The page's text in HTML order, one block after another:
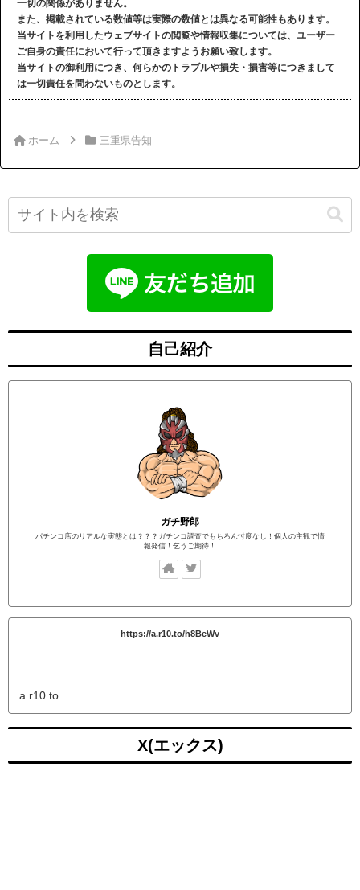
一切の関係がありません。
また、掲載されている数値等は実際の数値とは異なる可能性もあります。
当サイトを利用したウェブサイトの閲覧や情報収集については、ユーザー
ご自身の責任において行って頂きますようお願い致します。
当サイトの御利用につき、何らかのトラブルや損失・損害等につきまして
は一切責任を問わないものとします。
ホーム 三重県告知
自己紹介
ガチ野郎
パチンコ店のリアルな実態とは？？？ガチンコ調査でもちろん忖度なし！個人の主観で情
報発信！乞うご期待！
https://a.r10.to/h8BeWv
a.r10.to
X(エックス)